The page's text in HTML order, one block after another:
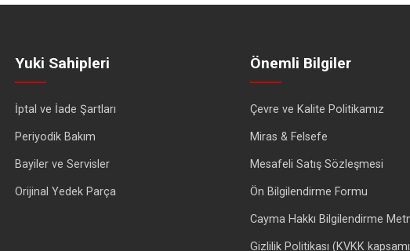
Yuki Sahipleri
İptal ve İade Şartları
Periyodik Bakım
Bayiler ve Servisler
Orijinal Yedek Parça
Önemli Bilgiler
Çevre ve Kalite Politikamız
Miras & Felsefe
Mesafeli Satış Sözleşmesi
Ön Bilgilendirme Formu
Cayma Hakkı Bilgilendirme
Gizlilik Politikası (KVKK